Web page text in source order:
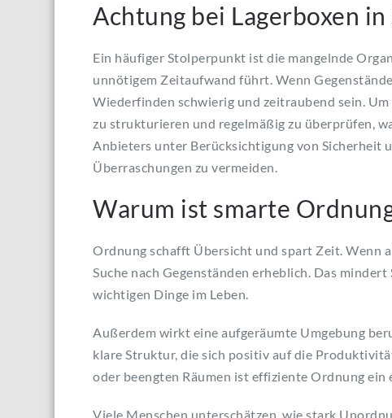
Achtung bei Lagerboxen in
Ein häufiger Stolperpunkt ist die mangelnde
unnötigem Zeitaufwand führt. Wenn
Wiederfinden schwierig und zeitraubend sein.
zu strukturieren und regelmäßig zu überprüfen,
Anbieters unter Berücksichtigung von Sicherheit
Überraschungen zu vermeiden.
Warum ist smarte
Ordnung schafft Übersicht und spart Zeit. Wenn
Suche nach Gegenständen erheblich. Das
wichtigen Dinge im Leben.
Außerdem wirkt eine aufgeräumte Umgebung
klare Struktur, die sich positiv auf die
oder beengten Räumen ist effiziente Ordnung
Viele Menschen unterschätzen, wie stark